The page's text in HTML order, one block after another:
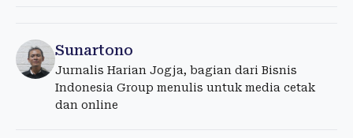
Sunartono
Jurnalis Harian Jogja, bagian dari Bisnis
Indonesia Group menulis untuk media cetak
dan online